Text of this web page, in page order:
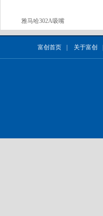
雅马哈302A吸嘴
富创首页 关于富创